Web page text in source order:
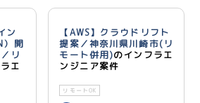
ン
）開
リ
エ
【AWS】クラウドリフト
提案／神奈川県川崎市(リ
モート併用)のインフラエ
ンジニア案件
リモートOK